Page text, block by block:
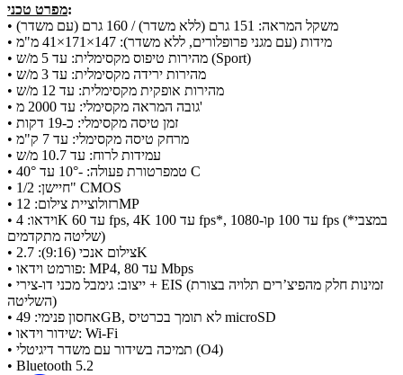
מפרט טכני:
• משקל המראה: 151 גרם (ללא משדר) / 160 גרם (עם משדר)
• מידות (עם מגני פרופלורים, ללא משדר): 147×171×41 מ"מ
• מהירות טיפוס מקסימלית: עד 5 מ/ש (Sport)
• מהירות ירידה מקסימלית: עד 3 מ/ש
• מהירות אופקית מקסימלית: עד 12 מ/ש
• גובה המראה מקסימלי: עד 2000 מ'
• זמן טיסה מקסימלי: כ-19 דקות
• מרחק טיסה מקסימלי: עד 7 ק"מ
• עמידות לרוח: עד 10.7 מ/ש
• טמפרטורת פעולה: -10° עד 40° C
• חיישן: 1/2" CMOS
• רזולוציית צילום: 12MP
• וידאו: 4K עד 60 fps, 4K עד 100 fps*, ו-1080p עד 100 fps (*במצבי
שליטה מתקדמים)
• צילום אנכי (9:16): 2.7K
• פורמט וידאו: MP4, עד 80 Mbps
• ייצוב: גימבל מכני דו-צירי + EIS (זמינות חלק מהפיצ’רים תלויה בצורת
השליטה)
• אחסון פנימי: 49GB, לא תומך בכרטיס microSD
• שידור וידאו: Wi-Fi
• תמיכה בשידור עם משדר דיגיטלי (O4)
• Bluetooth 5.2